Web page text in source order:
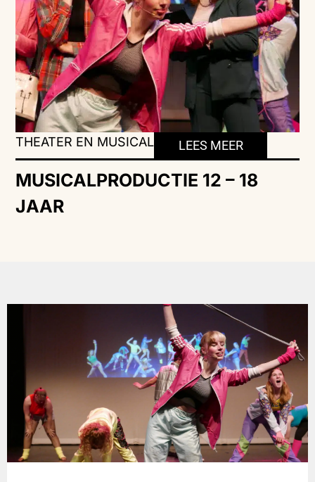
THEATER EN MUSICAL LEES MEER
MUSICALPRODUCTIE 12 – 18
JAAR